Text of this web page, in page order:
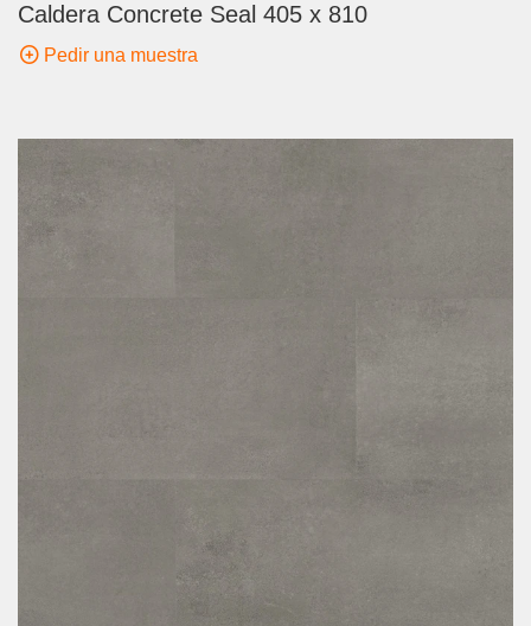
Caldera Concrete Seal 405 x 810
Pedir una muestra